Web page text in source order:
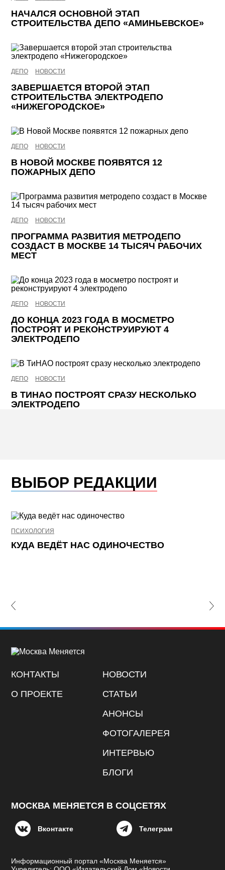
НАЧАЛСЯ ОСНОВНОЙ ЭТАП
СТРОИТЕЛЬСТВА ДЕПО «АМИНЬЕВСКОЕ»
ДЕПО НОВОСТИ
ЗАВЕРШАЕТСЯ ВТОРОЙ ЭТАП
СТРОИТЕЛЬСТВА ЭЛЕКТРОДЕПО
«НИЖЕГОРОДСКОЕ»
ДЕПО НОВОСТИ
В НОВОЙ МОСКВЕ ПОЯВЯТСЯ 12
ПОЖАРНЫХ ДЕПО
ДЕПО НОВОСТИ
ПРОГРАММА РАЗВИТИЯ МЕТРОДЕПО
СОЗДАСТ В МОСКВЕ 14 ТЫСЯЧ РАБОЧИХ
МЕСТ
ДЕПО НОВОСТИ
ДО КОНЦА 2023 ГОДА В МОСМЕТРО
ПОСТРОЯТ И РЕКОНСТРУИРУЮТ 4
ЭЛЕКТРОДЕПО
ДЕПО НОВОСТИ
В ТИНАО ПОСТРОЯТ СРАЗУ НЕСКОЛЬКО
ЭЛЕКТРОДЕПО
ВЫБОР РЕДАКЦИИ
ПСИХОЛОГИЯ
КУДА ВЕДЁТ НАС ОДИНОЧЕСТВО
КОНТАКТЫ
О ПРОЕКТЕ
НОВОСТИ
СТАТЬИ
АНОНСЫ
ФОТОГАЛЕРЕЯ
ИНТЕРВЬЮ
БЛОГИ
МОСКВА МЕНЯЕТСЯ В СОЦСЕТЯХ
Вконтакте Телеграм
Информационный портал «Москва Меняется»